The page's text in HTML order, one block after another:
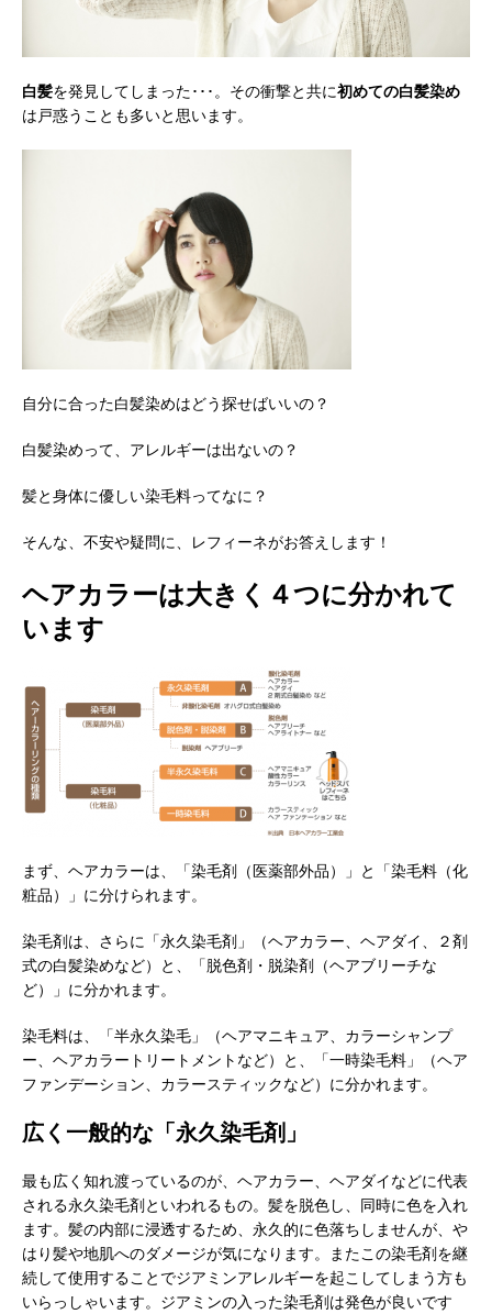
白髪を発見してしまった･･･。その衝撃と共に初めての白髪染め
は戸惑うことも多いと思います。
自分に合った白髪染めはどう探せばいいの？
白髪染めって、アレルギーは出ないの？
髪と身体に優しい染毛料ってなに？
そんな、不安や疑問に、レフィーネがお答えします！
ヘアカラーは大きく４つに分かれて
います
まず、ヘアカラーは、「染毛剤（医薬部外品）」と「染毛料（化
粧品）」に分けられます。
染毛剤は、さらに「永久染毛剤」（ヘアカラー、ヘアダイ、２剤
式の白髪染めなど）と、「脱色剤・脱染剤（ヘアブリーチな
ど）」に分かれます。
染毛料は、「半永久染毛」（ヘアマニキュア、カラーシャンプ
ー、ヘアカラートリートメントなど）と、「一時染毛料」（ヘア
ファンデーション、カラースティックなど）に分かれます。
広く一般的な「永久染毛剤」
最も広く知れ渡っているのが、ヘアカラー、ヘアダイなどに代表
される永久染毛剤といわれるもの。髪を脱色し、同時に色を入れ
ます。髪の内部に浸透するため、永久的に色落ちしませんが、や
はり髪や地肌へのダメージが気になります。またこの染毛剤を継
続して使用することでジアミンアレルギーを起こしてしまう方も
いらっしゃいます。ジアミンの入った染毛剤は発色が良いです